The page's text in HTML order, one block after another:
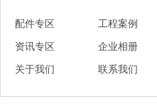
配件专区
工程案例
资讯专区
企业相册
关于我们
联系我们